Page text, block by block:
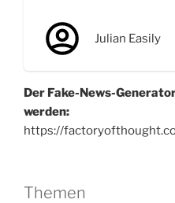
Julian Easily
Der Fake-News-
werden:
https://
Themen